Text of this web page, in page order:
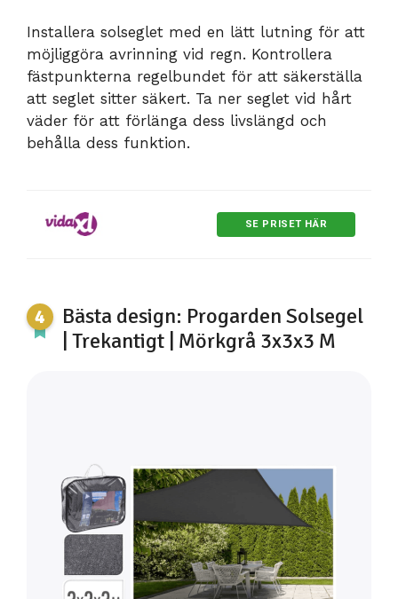
Installera solseglet med en lätt lutning för att
möjliggöra avrinning vid regn. Kontrollera
fästpunkterna regelbundet för att säkerställa
att seglet sitter säkert. Ta ner seglet vid hårt
väder för att förlänga dess livslängd och
behålla dess funktion.
SE PRISET HÄR
Bästa design: Progarden Solsegel
| Trekantigt | Mörkgrå 3x3x3 M